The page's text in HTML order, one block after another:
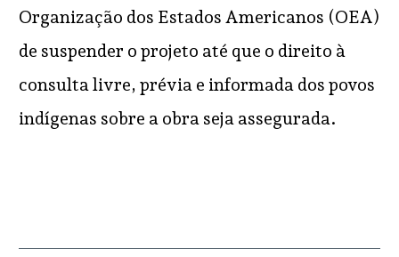
Organização dos Estados Americanos (OEA)
de suspender o projeto até que o direito à
consulta livre, prévia e informada dos povos
indígenas sobre a obra seja assegurada.